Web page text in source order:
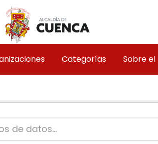
Categorías Sobre